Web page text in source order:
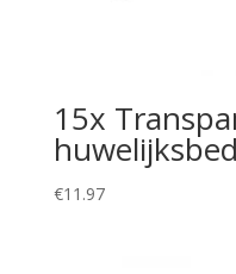
15x
€11.97